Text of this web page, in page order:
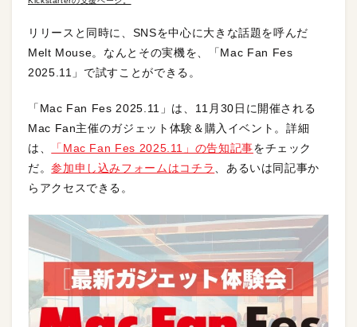
リリースと同時に、SNSを中心に大きな話題を呼んだ
Melt Mouse。なんとその実機を、「Mac Fan Fes
2025.11」で試すことができる。
「Mac Fan Fes 2025.11」は、11月30日に開催される
Mac Fan主催のガジェット体験＆購入イベント。詳細
は、
「Mac Fan Fes 2025.11」の告知記事をチェック
だ。参加申し込みフォームはコチラ
、あるいは同記事か
らアクセスできる。